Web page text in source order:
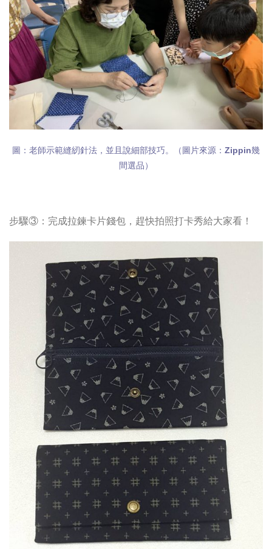
圖：老師示範縫紉針法，並且說細部技巧。（圖片來源：Zippin幾
間選品）
步驟③：完成拉鍊卡片錢包，趕快拍照打卡秀給大家看！